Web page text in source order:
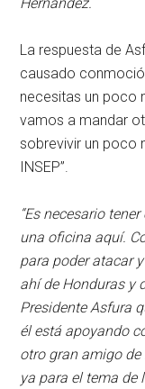
La respuesta de
causado
necesitas un poco
vamos a mandar
sobrevivir un poco
INSEP”.
“Es necesario
una oficina aquí.
para poder atacar
ahí de Honduras y
Presidente Asfura
él está apoyando
otro gran amigo
ya para el tema de